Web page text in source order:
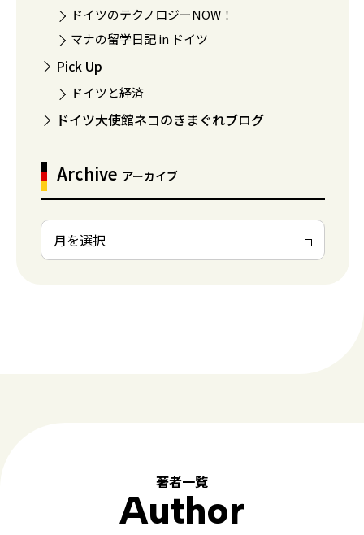
ドイツのテクノロジーNOW！
マナの留学日記 in ドイツ
Pick Up
ドイツと経済
ドイツ大使館ネコのきまぐれブログ
Archive アーカイブ
著者一覧
Author